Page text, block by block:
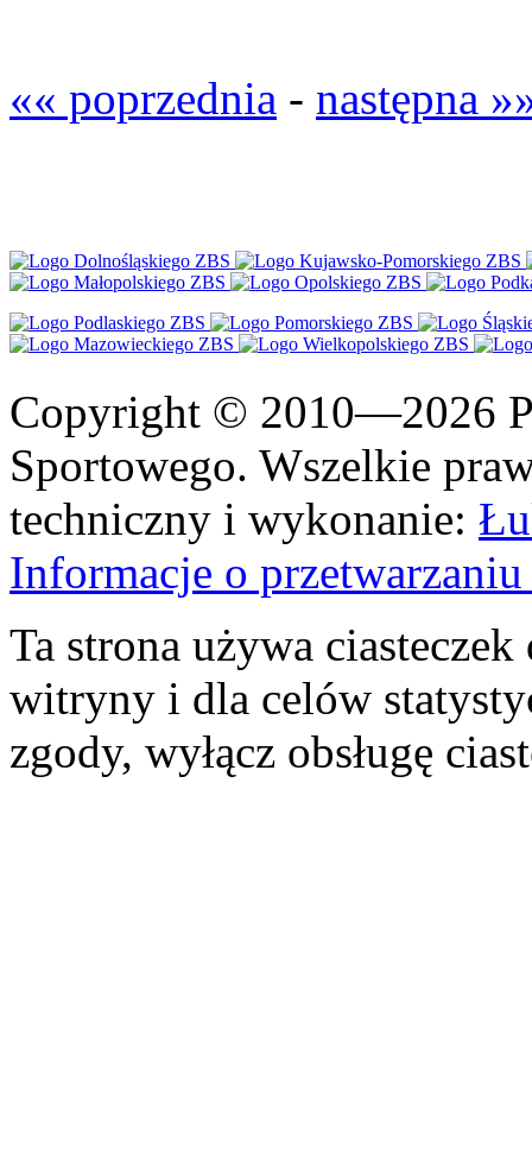
«« poprzednia - następna
Copyright © 2010—2026
Sportowego. Wszelkie
techniczny i wykonanie:
Informacje o
Ta strona używa
witryny i dla celów
zgody, wyłącz obsługę